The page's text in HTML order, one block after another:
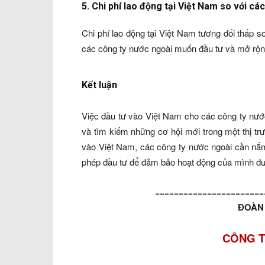
5. Chi phí lao động tại Việt Nam so với
Chi phí lao động tại Việt Nam tương đối thấp
các công ty nước ngoài muốn đầu tư và mở
Kết luận
Việc đầu tư vào Việt Nam cho các công ty
và tìm kiếm những cơ hội mới trong một thị
vào Việt Nam, các công ty nước ngoài cần
phép đầu tư để đảm bảo hoạt động của mình
CÔNG